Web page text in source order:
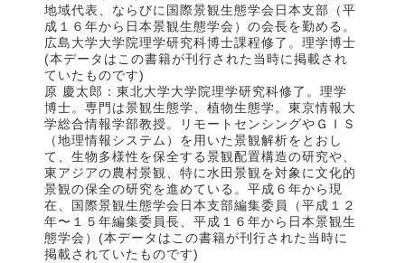
地域代表、ならびに国際景観生態学会日本支部（平
成１６年から日本景観生態学会）の会長を勤める。
広島大学大学院理学研究科博士課程修了。理学博士
(本データはこの書籍が刊行された当時に掲載され
ていたものです)
原 慶太郎：東北大学大学院理学研究科修了。理学
博士。専門は景観生態学、植物生態学。東京情報大
学総合情報学部教授。リモートセンシングやＧＩＳ
（地理情報システム）を用いた景観解析をとおし
て、生物多様性を保全する景観配置構造の研究や、
東アジアの農村景観、特に水田景観を対象に文化的
景観の保全の研究を進めている。平成６年から現
在、国際景観生態学会日本支部編集委員（平成１２
年〜１５年編集委員長、平成１６年から日本景観生
態学会）(本データはこの書籍が刊行された当時に
掲載されていたものです)